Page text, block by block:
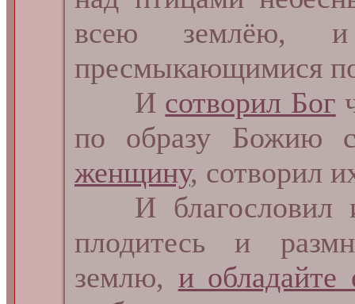
всею землёю,
пресмыкающимися
И сотворил Бог
по образу Божию
женщину, сотворил
И благословил
плодитесь и
землю, и обладайте